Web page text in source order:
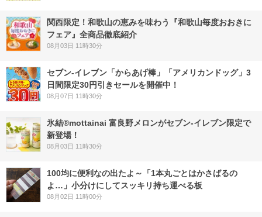
関西限定！和歌山の恵みを味わう『和歌山毎度おおきに
フェア』全商品徹底紹介
08月03日 11時30分
セブン‐イレブン「からあげ棒」「アメリカンドッグ」3
日間限定30円引きセールを開催中！
08月07日 11時30分
氷結®mottainai 富良野メロンがセブン‐イレブン限定で
新登場！
08月03日 11時30分
100均に便利なの出たよ～「1本丸ごとはかさばるの
よ…」小分けにしてスッキリ持ち運べる板
08月02日 11時00分